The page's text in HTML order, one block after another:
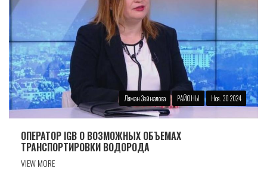
Ляман Зейналова РАЙОНЫ Ноя. 30 2024
ОПЕРАТОР IGB О ВОЗМОЖНЫХ ОБЪЕМАХ
ТРАНСПОРТИРОВКИ ВОДОРОДА
VIEW MORE